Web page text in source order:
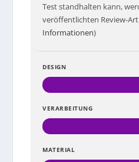
Test standhalten kann,
veröffentlichten Review-
Informationen)
DESIGN
VERARBEITUNG
MATERIAL